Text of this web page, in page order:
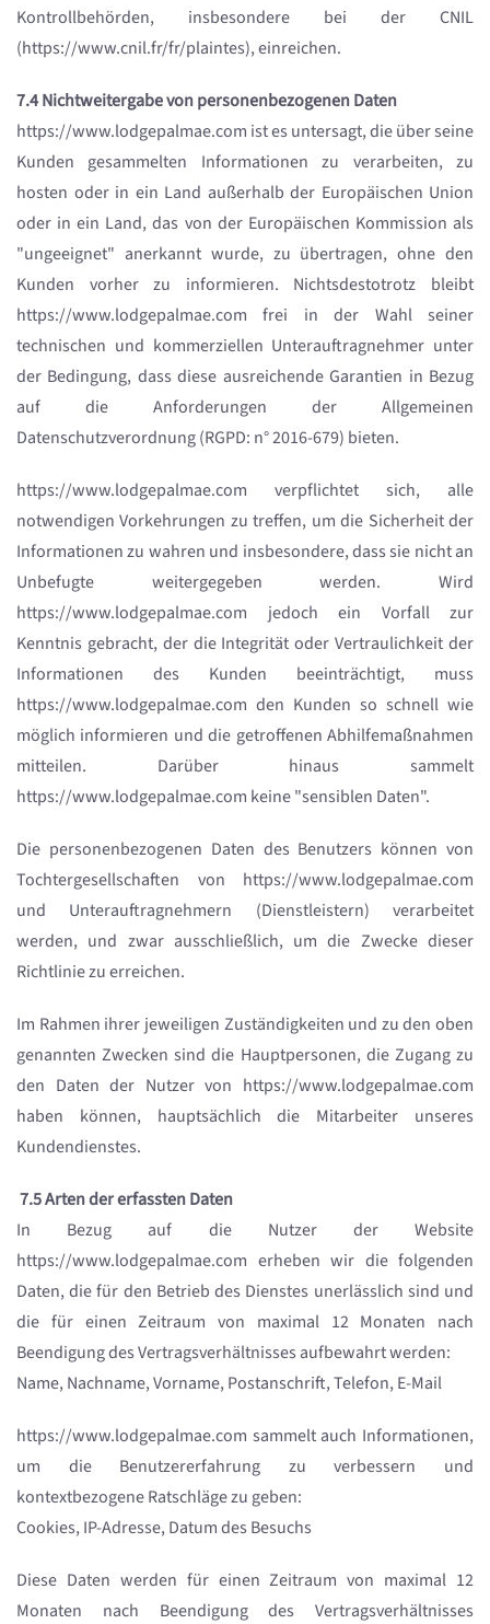
Kontrollbehörden, insbesondere bei der CNIL
(https://www.cnil.fr/fr/plaintes), einreichen.
7.4 Nichtweitergabe von personenbezogenen Daten
https://www.lodgepalmae.com ist es untersagt, die über seine
Kunden gesammelten Informationen zu verarbeiten, zu
hosten oder in ein Land außerhalb der Europäischen Union
oder in ein Land, das von der Europäischen Kommission als
"ungeeignet" anerkannt wurde, zu übertragen, ohne den
Kunden vorher zu informieren. Nichtsdestotrotz bleibt
https://www.lodgepalmae.com frei in der Wahl seiner
technischen und kommerziellen Unterauftragnehmer unter
der Bedingung, dass diese ausreichende Garantien in Bezug
auf die Anforderungen der Allgemeinen
Datenschutzverordnung (RGPD: n° 2016-679) bieten.
https://www.lodgepalmae.com verpflichtet sich, alle
notwendigen Vorkehrungen zu treffen, um die Sicherheit der
Informationen zu wahren und insbesondere, dass sie nicht an
Unbefugte weitergegeben werden. Wird
https://www.lodgepalmae.com jedoch ein Vorfall zur
Kenntnis gebracht, der die Integrität oder Vertraulichkeit der
Informationen des Kunden beeinträchtigt, muss
https://www.lodgepalmae.com den Kunden so schnell wie
möglich informieren und die getroffenen Abhilfemaßnahmen
mitteilen. Darüber hinaus sammelt
https://www.lodgepalmae.com keine "sensiblen Daten".
Die personenbezogenen Daten des Benutzers können von
Tochtergesellschaften von https://www.lodgepalmae.com
und Unterauftragnehmern (Dienstleistern) verarbeitet
werden, und zwar ausschließlich, um die Zwecke dieser
Richtlinie zu erreichen.
Im Rahmen ihrer jeweiligen Zuständigkeiten und zu den oben
genannten Zwecken sind die Hauptpersonen, die Zugang zu
den Daten der Nutzer von https://www.lodgepalmae.com
haben können, hauptsächlich die Mitarbeiter unseres
Kundendienstes.
7.5 Arten der erfassten Daten
In Bezug auf die Nutzer der Website
https://www.lodgepalmae.com erheben wir die folgenden
Daten, die für den Betrieb des Dienstes unerlässlich sind und
die für einen Zeitraum von maximal 12 Monaten nach
Beendigung des Vertragsverhältnisses aufbewahrt werden:
Name, Nachname, Vorname, Postanschrift, Telefon, E-Mail
https://www.lodgepalmae.com sammelt auch Informationen,
um die Benutzererfahrung zu verbessern und
kontextbezogene Ratschläge zu geben:
Cookies, IP-Adresse, Datum des Besuchs
Diese Daten werden für einen Zeitraum von maximal 12
Monaten nach Beendigung des Vertragsverhältnisses